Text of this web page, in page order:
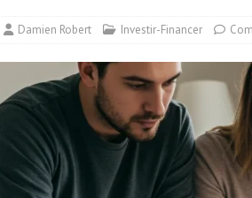
Damien Robert Investir-Financer